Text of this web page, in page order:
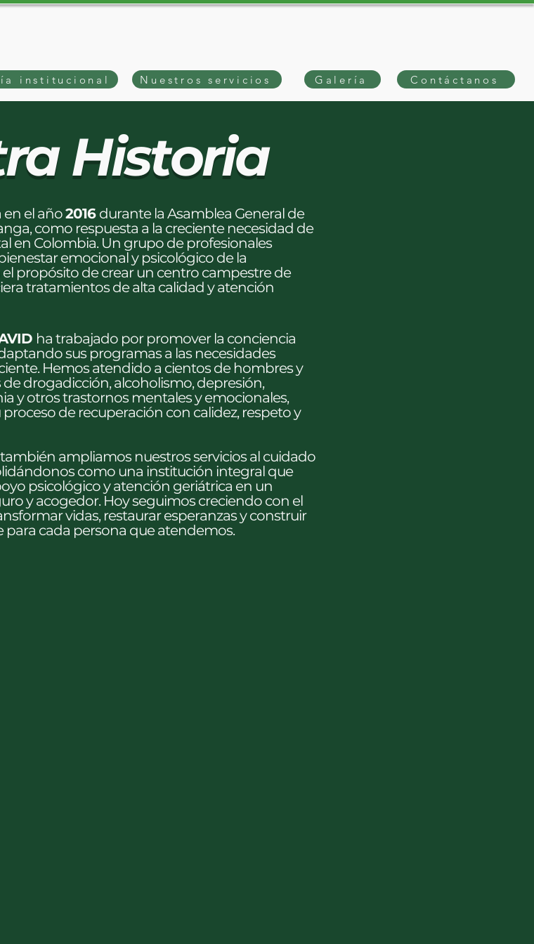
institucional Nuestros servicios Galería Contáctanos
Historia
el año2016 durante la Asamblea General de
como respuesta a la creciente necesidad de
en Colombia. Un grupo de profesionales
emocional y psicológico de la
propósito de crear un centro campestre de
tratamientos de alta calidad y atención
ha trabajado por promover la conciencia
sus programas a las necesidades
Hemos atendido a cientos de hombres y
drogadicción, alcoholismo, depresión,
y otros trastornos mentales y emocionales,
de recuperación con calidez, respeto y
ampliamos nuestros servicios al cuidado
como una institución integral que
psicológico y atención geriátrica en un
y acogedor. Hoy seguimos creciendo con el
vidas, restaurar esperanzas y construir
para cada persona que atendemos.